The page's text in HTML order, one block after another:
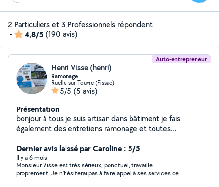
2 Particuliers et 3 Professionnels répondent
-
4,8/5 (190 avis)
Auto-entrepreneur
Henri Visse (henri)
Ramonage
Ruelle-sur-Touvre (Fissac)
5/5 (5 avis)
Présentation
bonjour à tous je suis artisan dans bâtiment je fais
également des entretiens ramonage et toutes
Dernier avis laissé par Caroline : 5/5
Il y a 6 mois
Monsieur Visse est très sérieux, ponctuel, travaille
proprement. Je n'hésiterai pas à faire appel à ses services de